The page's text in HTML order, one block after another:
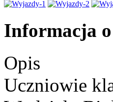
Informacja
Opis
Uczniowie